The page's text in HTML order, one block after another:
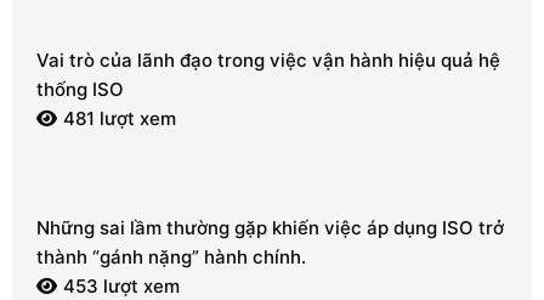
Vai trò của lãnh đạo trong việc vận hành hiệu quả hệ
thống ISO
481 lượt xem
Những sai lầm thường gặp khiến việc áp dụng ISO trở
thành “gánh nặng” hành chính.
453 lượt xem